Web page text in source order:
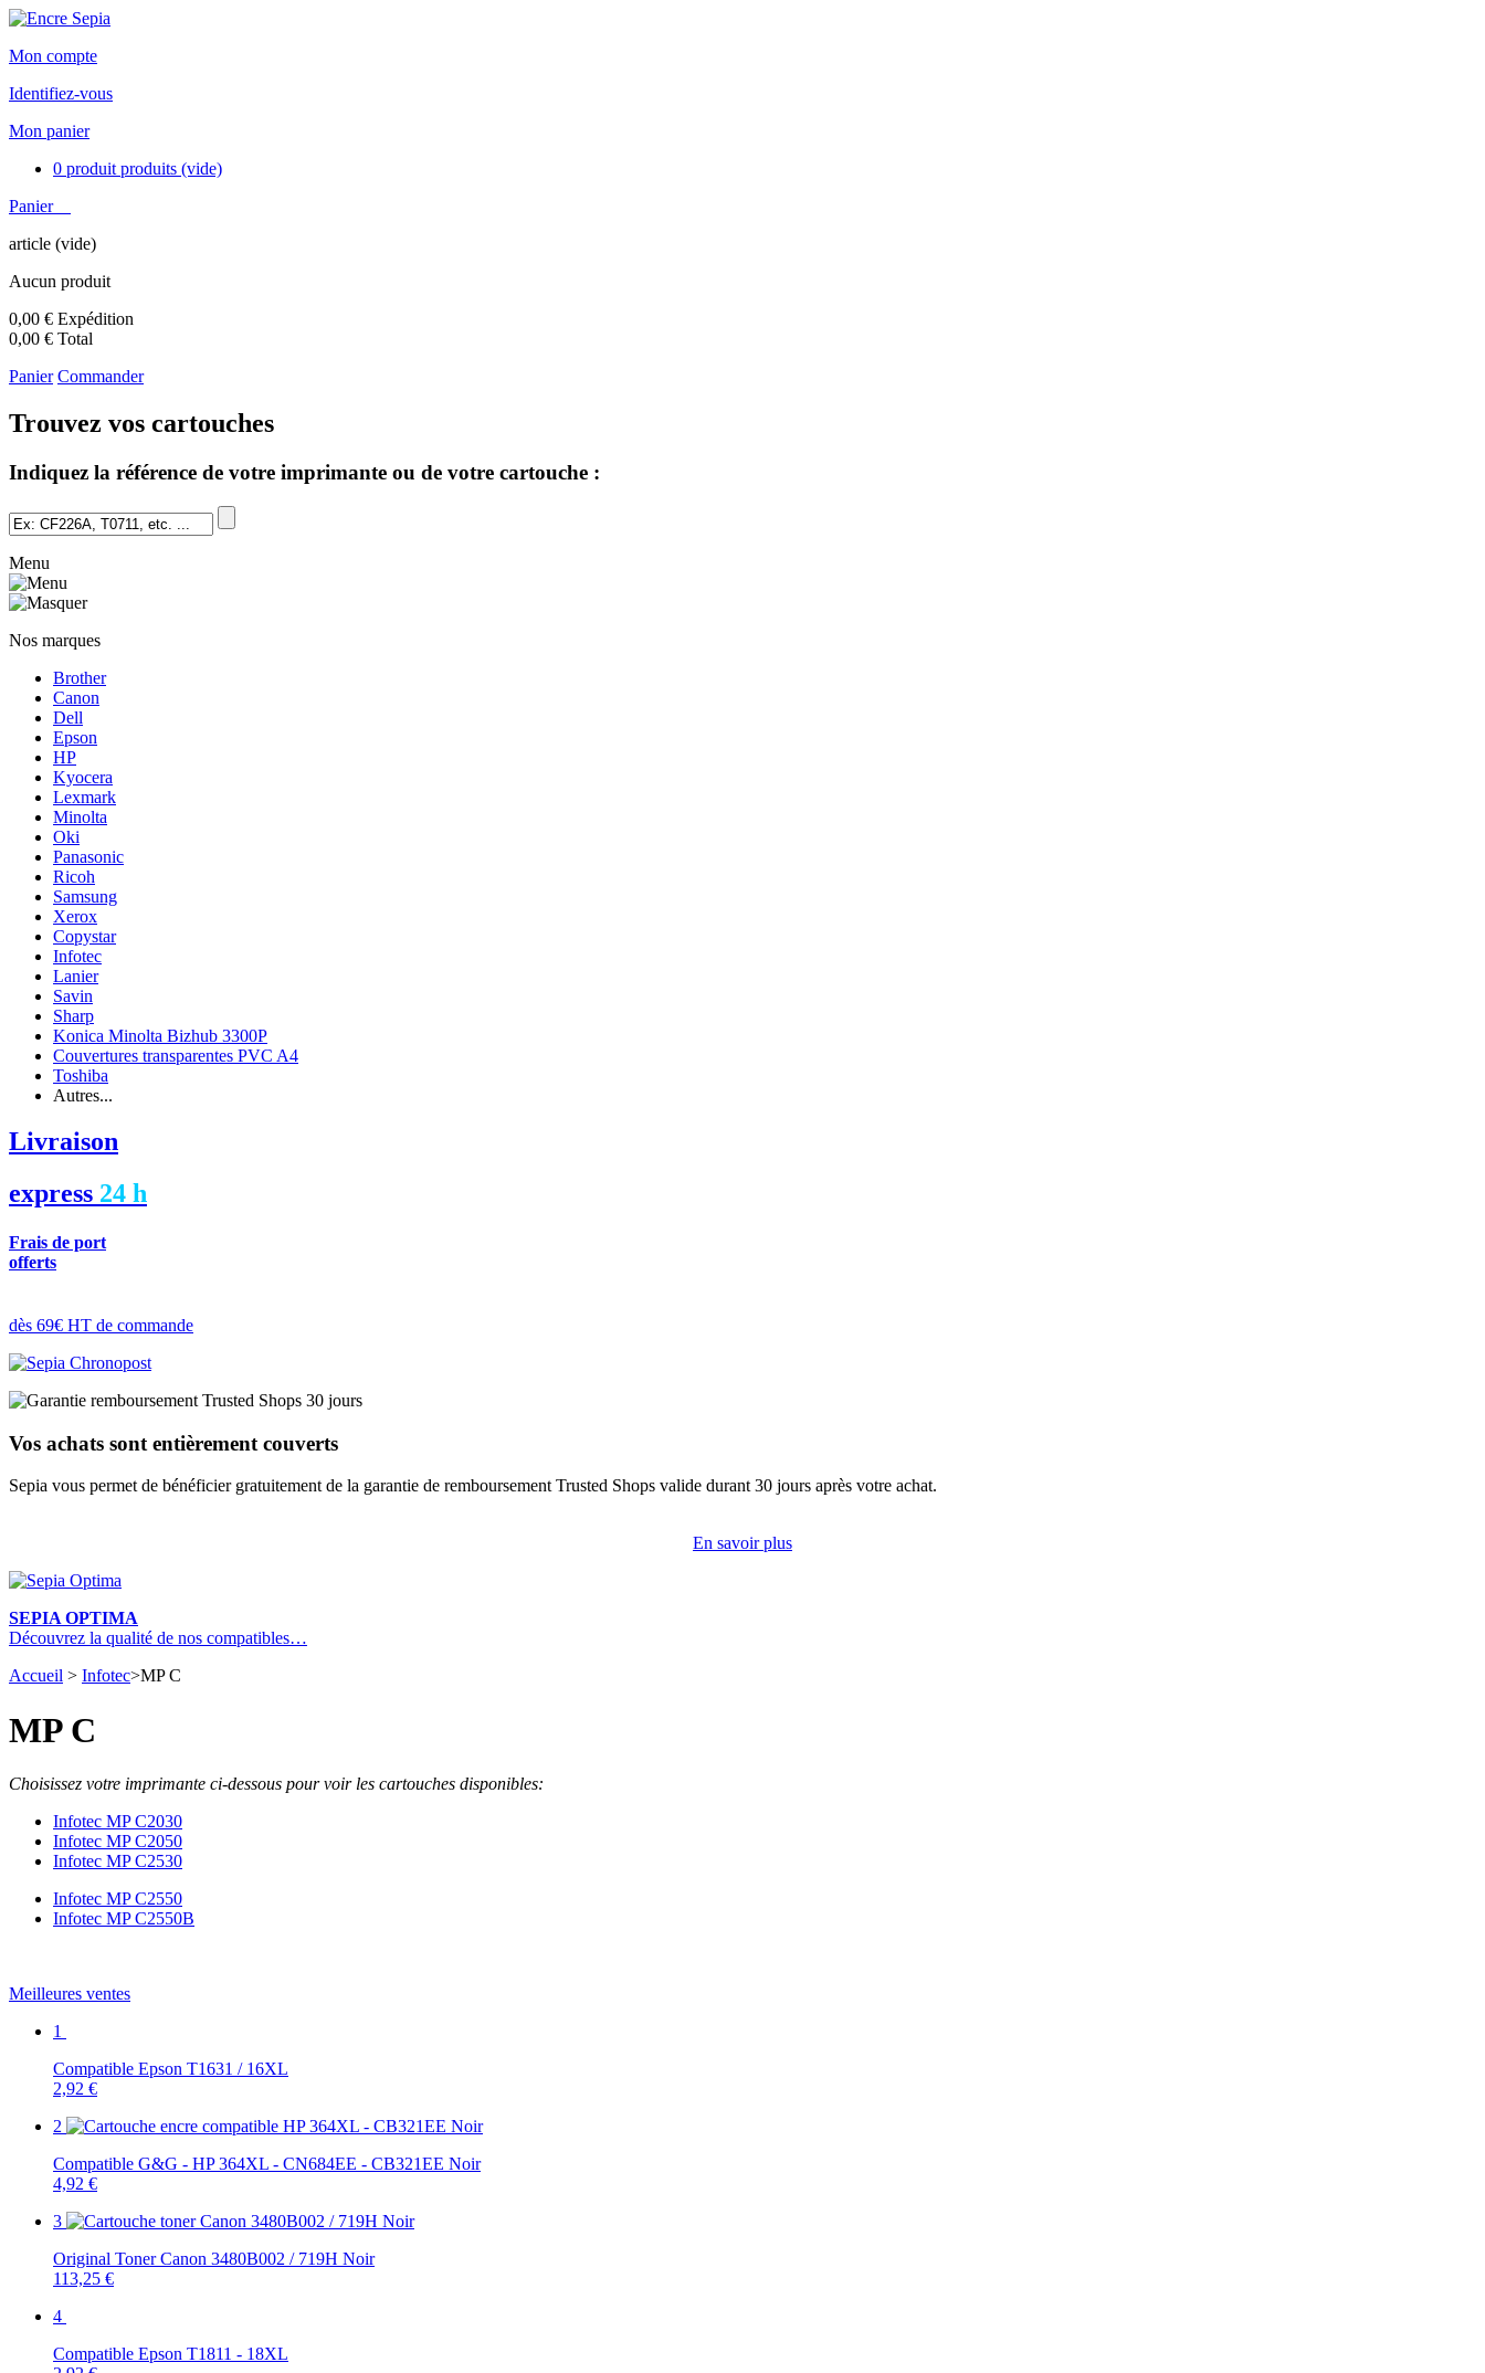
Mon compte
Identifiez-vous
Mon panier
0 produit produits (vide)
Panier
article (vide)
Aucun produit
0,00 € Expédition
0,00 € Total
Panier Commander
Trouvez vos cartouches
Indiquez la référence de votre imprimante ou de votre cartouche :
Menu
Nos marques
Brother
Canon
Dell
Epson
HP
Kyocera
Lexmark
Minolta
Oki
Panasonic
Ricoh
Samsung
Xerox
Copystar
Infotec
Lanier
Savin
Sharp
Konica Minolta Bizhub 3300P
Couvertures transparentes PVC A4
Toshiba
Autres...
Livraison
express 24 h
Frais de port
offerts
dès 69€ HT de commande
Vos achats sont entièrement couverts
Sepia vous permet de bénéficier gratuitement de la garantie de remboursement Trusted Shops valide durant 30 jours après votre achat.
En savoir plus
SEPIA OPTIMA
Découvrez la qualité de nos compatibles…
Accueil > Infotec>MP C
MP C
Choisissez votre imprimante ci-dessous pour voir les cartouches disponibles:
Infotec MP C2030
Infotec MP C2050
Infotec MP C2530
Infotec MP C2550
Infotec MP C2550B
Meilleures ventes
1
Compatible Epson T1631 / 16XL
2,92 €
2
Compatible G&G - HP 364XL - CN684EE - CB321EE Noir
4,92 €
3
Original Toner Canon 3480B002 / 719H Noir
113,25 €
4
Compatible Epson T1811 - 18XL